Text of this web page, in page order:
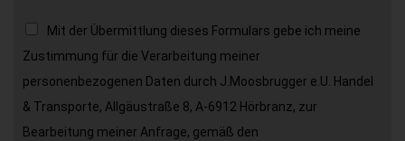
Mit der Übermittlung dieses Formulars gebe ich meine
Zustimmung für die Verarbeitung meiner
personenbezogenen Daten durch J.Moosbrugger e.U. Handel
& Transporte, Allgäustraße 8, A-6912 Hörbranz, zur
Bearbeitung meiner Anfrage, gemäß den